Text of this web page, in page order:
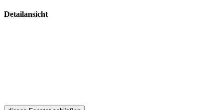
Detailansicht